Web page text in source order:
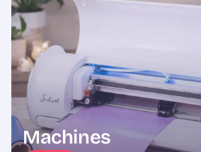
Machines